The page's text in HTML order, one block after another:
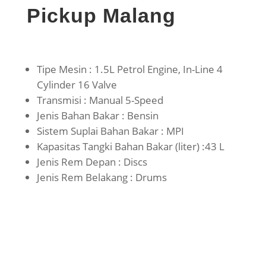
Pickup Malang
Tipe Mesin : 1.5L Petrol Engine, In-Line 4
Cylinder 16 Valve
Transmisi : Manual 5-Speed
Jenis Bahan Bakar : Bensin
Sistem Suplai Bahan Bakar : MPI
Kapasitas Tangki Bahan Bakar (liter) :43 L
Jenis Rem Depan : Discs
Jenis Rem Belakang : Drums